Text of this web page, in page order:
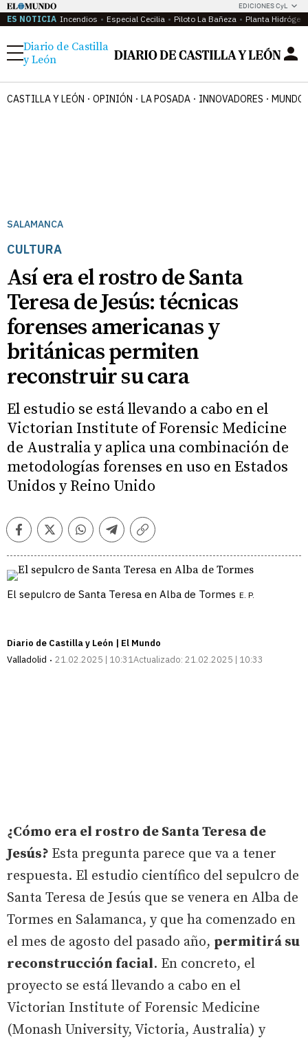
EDICIONES CyL
ES NOTICIA Incendios Especial Cecilia Piloto La Bañeza Planta
Menú
Diario de Castilla
y León
CASTILLA Y LEÓN OPINIÓN LA POSADA INNOVADORES MUNDO
SALAMANCA
CULTURA
Así era el rostro de Santa
Teresa de Jesús: técnicas
forenses americanas y
británicas permiten
reconstruir su cara
El estudio se está llevando a cabo en el
Victorian Institute of Forensic Medicine
de Australia y aplica una combinación de
metodologías forenses en uso en Estados
Unidos y Reino Unido
FacebookTwitterWhatsappTelegramCopiar
El sepulcro de Santa Teresa en Alba de Tormes E. P.
Diario de Castilla y León | El Mundo
Valladolid
21.02.2025 | 10:31Actualizado: 21.02.2025 | 10:33
¿Cómo era el rostro de Santa Teresa de
Jesús? Esta pregunta parece que va a tener
respuesta. El estudio científico del sepulcro de
Santa Teresa de Jesús que se venera en Alba de
Tormes en Salamanca, y que ha comenzado en
el mes de agosto del pasado año, permitirá su
reconstrucción facial. En concreto, el
proyecto se está llevando a cabo en el
Victorian Institute of Forensic Medicine
(Monash University, Victoria, Australia) y